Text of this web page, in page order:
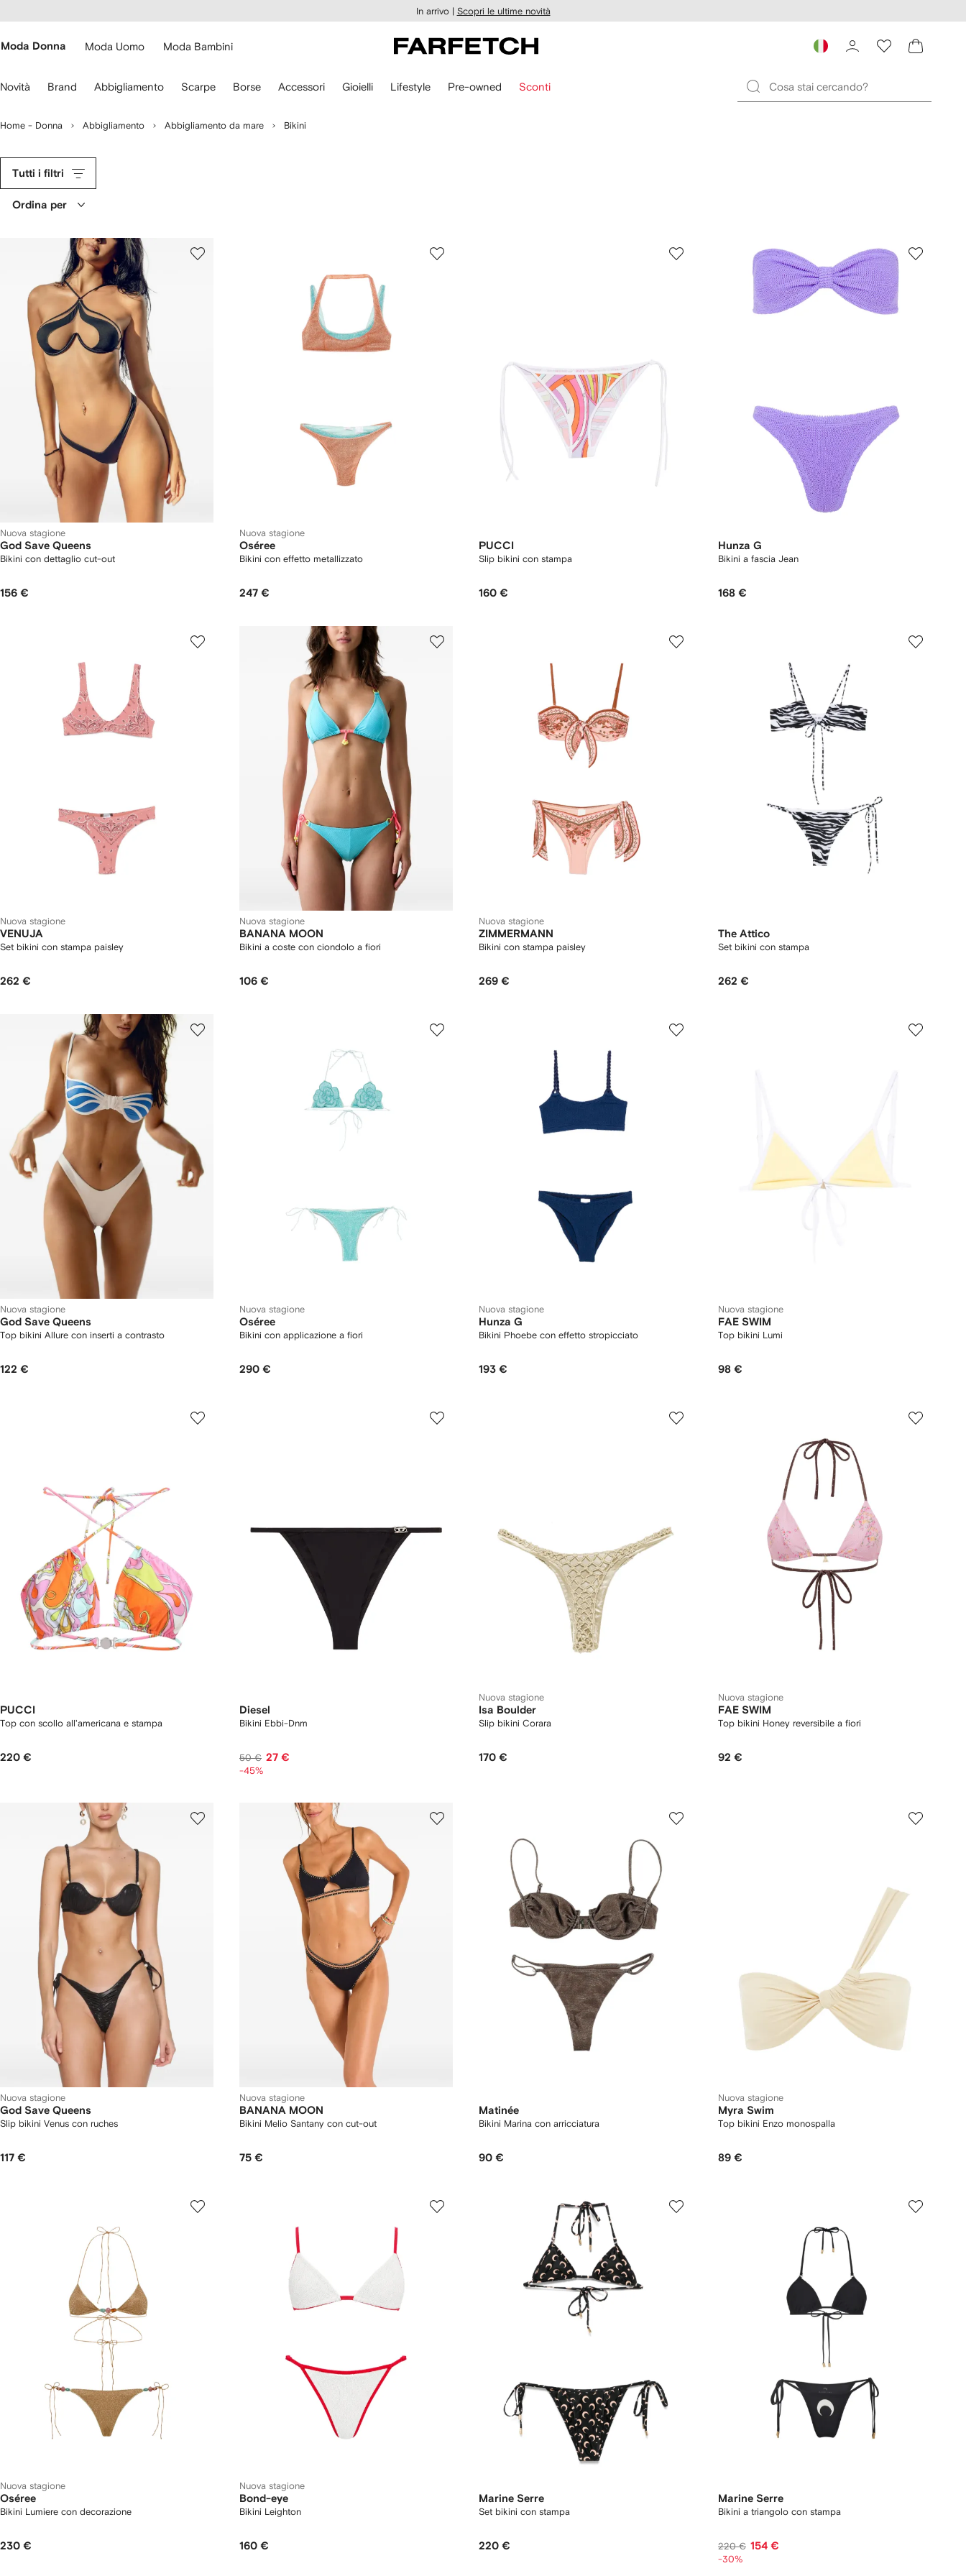
In arrivo | Scopri le ultime novità
Moda Donna Moda Uomo Moda Bambini
Novità Brand Abbigliamento Scarpe Borse Accessori Gioielli Lifestyle Pre-owned Sconti
Home - Donna Abbigliamento Abbigliamento da mare Bikini
Tutti i filtri
Ordina per
Nuova stagione
God Save Queens
Bikini con dettaglio cut-out
156 €
Nuova stagione
Oséree
Bikini con effetto metallizzato
247 €
PUCCI
Slip bikini con stampa
160 €
Hunza G
Bikini a fascia Jean
168 €
Nuova stagione
VENUJA
Set bikini con stampa paisley
262 €
Nuova stagione
BANANA MOON
Bikini a coste con ciondolo a fiori
106 €
Nuova stagione
ZIMMERMANN
Bikini con stampa paisley
269 €
The Attico
Set bikini con stampa
262 €
Nuova stagione
God Save Queens
Top bikini Allure con inserti a contrasto
122 €
Nuova stagione
Oséree
Bikini con applicazione a fiori
290 €
Nuova stagione
Hunza G
Bikini Phoebe con effetto stropicciato
193 €
Nuova stagione
FAE SWIM
Top bikini Lumi
98 €
PUCCI
Top con scollo all'americana e stampa
220 €
Diesel
Bikini Ebbi-Dnm
50 € 27 €
-45%
Nuova stagione
Isa Boulder
Slip bikini Corara
170 €
Nuova stagione
FAE SWIM
Top bikini Honey reversibile a fiori
92 €
Nuova stagione
God Save Queens
Slip bikini Venus con ruches
117 €
Nuova stagione
BANANA MOON
Bikini Melio Santany con cut-out
75 €
Matinée
Bikini Marina con arricciatura
90 €
Nuova stagione
Myra Swim
Top bikini Enzo monospalla
89 €
Nuova stagione
Oséree
Bikini Lumiere con decorazione
230 €
Nuova stagione
Bond-eye
Bikini Leighton
160 €
Marine Serre
Set bikini con stampa
220 €
Marine Serre
Bikini a triangolo con stampa
220 € 154 €
-30%